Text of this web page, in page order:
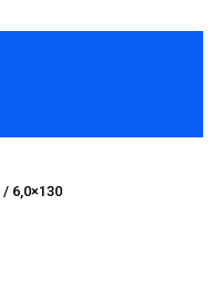
/ 6,0×130